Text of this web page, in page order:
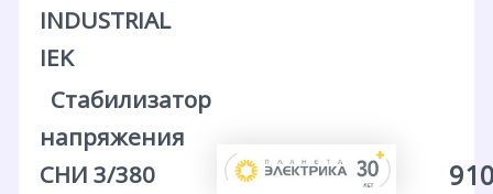
INDUSTRIAL
IEK
Стабилизатор
напряжения
СНИ 3/380